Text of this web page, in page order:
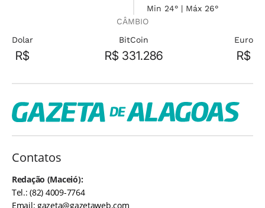
Min 24° | Máx 26°
CÂMBIO
Dolar
R$
BitCoin
R$ 331.286
Euro
R$
Contatos
Redação (Maceió):
Tel.: (82) 4009-7764
Email:gazeta@gazetaweb.com